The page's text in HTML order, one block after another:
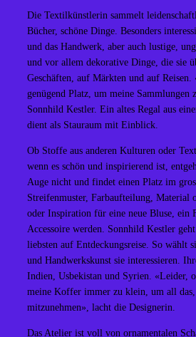
Die Textilkünstlerin sammelt
Bücher, schöne Dinge. Besonders
und das Handwerk, aber auch lustige,
und vor allem dekorative Dinge, die sie
Geschäften, auf Märkten und auf
genügend Platz, um meine Sammlungen
Sonnhild Kestler. Ein altes Regal aus
dient als Stauraum mit Einblick.
Ob Stoffe aus anderen Kulturen oder
wenn es schön und inspirierend ist,
Auge nicht und findet einen Platz im
Streifenmuster, Farbaufteilung, Material
oder Inspiration für eine neue Bluse, ein
Accessoire werden. Sonnhild Kestler
liebsten auf Entdeckungsreise. So wählt
und Handwerkskunst sie interessieren.
Indien, Usbekistan und Syrien. «Leider,
meine Koffer immer zu klein, um all
mitzunehmen», lacht die Designerin.
Das Atelier ist voll von ornamentalen